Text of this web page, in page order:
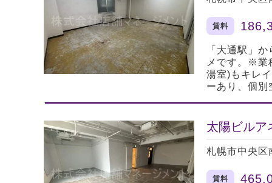
賃料
「大通駅」
メです。※業
湯室)もキレ
ーあり、個別
太陽ビルア
札幌市中央区
賃料